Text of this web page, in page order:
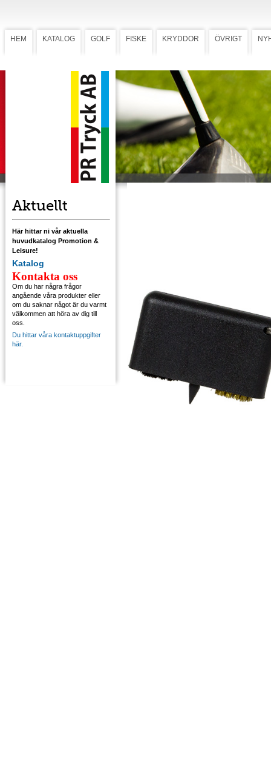
HEM KATALOG GOLF FISKE KRYDDOR ÖVRIGT
Aktuellt
Här hittar ni vår aktuella
huvudkatalog Promotion &
Leisure!
Katalog
Kontakta oss
Om du har några frågor
angående våra produkter eller
om du saknar något är du varmt
välkommen att höra av dig till
oss.
Du hittar våra kontaktuppgifter
här.
JoJo Combo
JoJo Combo
JoJo kombinerad med klubbrengörare
Combo. Levereras som komplett kit med
digitaltryck på JoJon.
Tryck på klubbrengöraren mot tillägg.
Ladda ner mall med tryckstorlek för JoJo